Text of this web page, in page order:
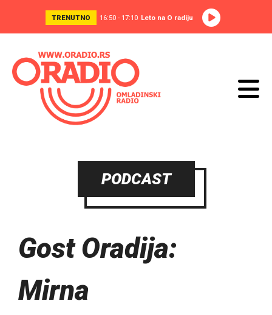
TRENUTNO 16:50 - 17:10 Leto na O radiju
PODCAST
Gost Oradija:
Mirna